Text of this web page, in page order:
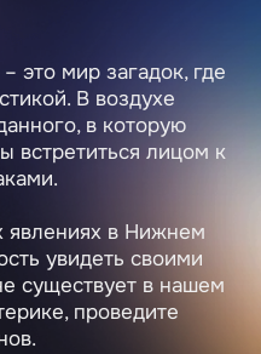
это мир загадок, где
В воздухе
в которую
встретиться лицом к
явлениях в Нижнем
увидеть своими
существует в нашем
проведите